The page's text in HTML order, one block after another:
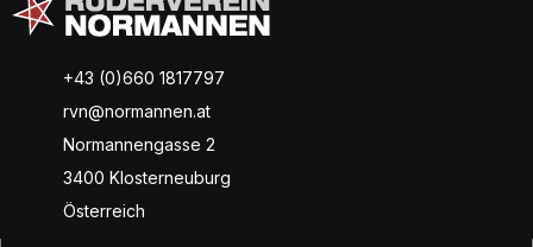
+43 (0)660 1817797
rvn@normannen.at
Normannengasse 2
3400 Klosterneuburg
Österreich